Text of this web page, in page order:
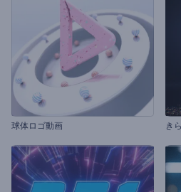
球体ロゴ動画